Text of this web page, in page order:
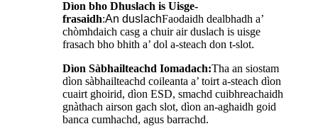
Dìon bho Dhuslach is Uisge-
frasaidh:An duslachFaodaidh dealbhadh a’
chòmhdaich casg a chuir air duslach is uisge
frasach bho bhith a’ dol a-steach don t-slot.
Dìon Sàbhailteachd Iomadach:Tha an siostam
dìon sàbhailteachd coileanta a’ toirt a-steach dìon
cuairt ghoirid, dìon ESD, smachd cuibhreachaidh
gnàthach airson gach slot, dìon an-aghaidh goid
banca cumhachd, agus barrachd.